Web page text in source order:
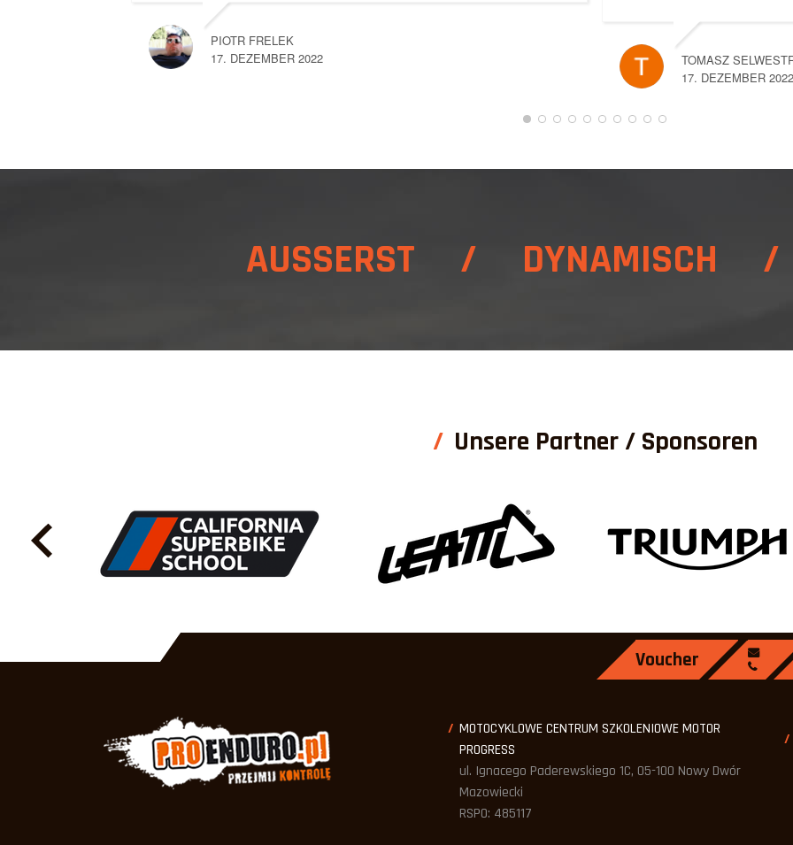
PIOTR FRELEK
17. DEZEMBER 2022
TOMASZ
17. DEZEMBER 2022
AUSSERST / DYNAMISCH /
Unsere Partner / Sponsoren
Voucher
MOTOCYKLOWE CENTRUM SZKOLENIOWE MOTOR
PROGRESS
ul. Ignacego Paderewskiego 1C, 05-100 Nowy Dwór
Mazowiecki
RSPO: 485117